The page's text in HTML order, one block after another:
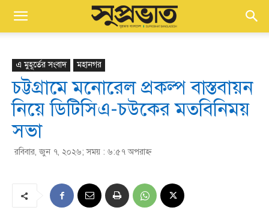
এ মুহূর্তের সংবাদ মহানগর
চট্টগ্রামে মনোরেল প্রকল্প বাস্তবায়ন
নিয়ে ডিটিসিএ-চউকের মতবিনিময়
সভা
রবিবার, জুন ৭, ২০২৬; সময় : ৬:৫৭ অপরাহ্ণ